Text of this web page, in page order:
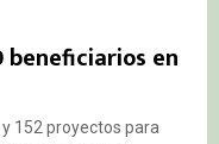
beneficiarios en
152 proyectos para